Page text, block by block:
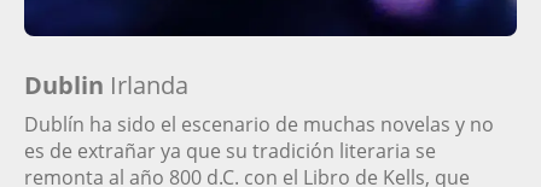
Dublin Irlanda
Dublín ha sido el escenario de muchas novelas y no
es de extrañar ya que su tradición literaria se
remonta al año 800 d.C. con el Libro de Kells, que